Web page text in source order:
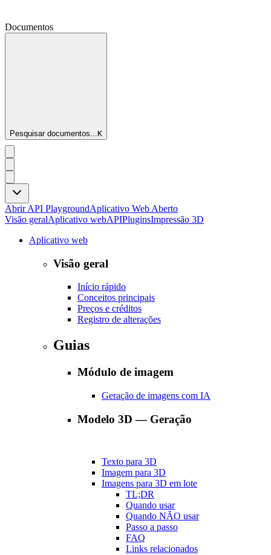
Documentos
Pesquisar documentos...K
Abrir API PlaygroundAplicativo Web Aberto
Visão geralAplicativo webAPIPluginsImpressão 3D
Aplicativo web
Visão geral
Início rápido
Conceitos principais
Preços e créditos
Registro de alterações
Guias
Módulo de imagem
Geração de imagens com IA
Modelo 3D — Geração
Texto para 3D
Imagem para 3D
Imagens para 3D em lote
TL;DR
Quando usar
Quando NÃO usar
Passo a passo
FAQ
Links relacionados